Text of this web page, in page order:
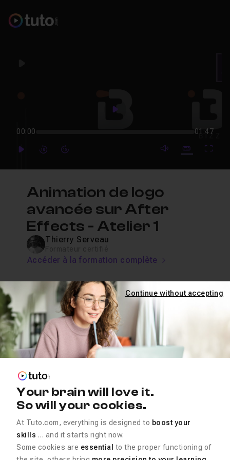
Play
00:00 01:47
PlayForwardForward mute video
Subtitles
Animation de logo
avancée sur After
Effects - Atelier 1
Thierry Serveau
Accéder à la formation complète